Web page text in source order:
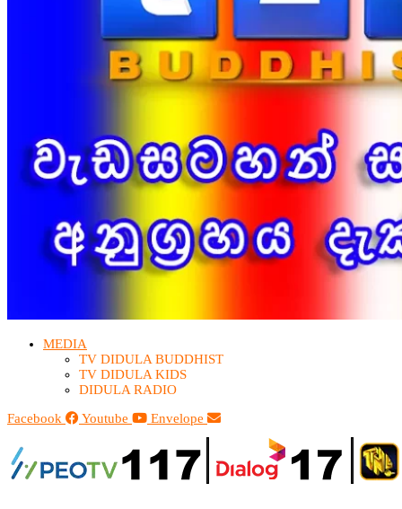
MEDIA
TV DIDULA BUDDHIST​
TV DIDULA KIDS
DIDULA RADIO
Facebook
Youtube Envelope